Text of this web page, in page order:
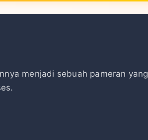
menjadi sebuah pameran yang